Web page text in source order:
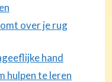
over je rug
hand
hulpen te leren